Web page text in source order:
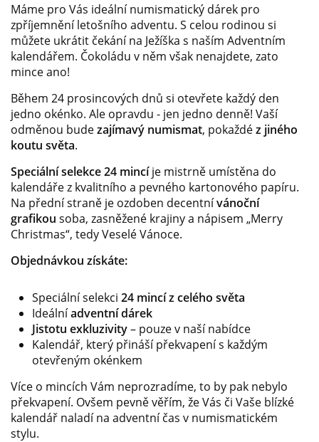
Máme pro Vás ideální numismatický dárek pro
zpříjemnění letošního adventu. S celou rodinou si
můžete ukrátit čekání na Ježíška s naším Adventním
kalendářem. Čokoládu v něm však nenajdete, zato
mince ano!
Během 24 prosincových dnů si otevřete každý den
jedno okénko. Ale opravdu - jen jedno denně! Vaší
odměnou budezajímavý numismat, pokaždéz jiného
koutu světa.
Speciální selekce 24 mincíje mistrně umístěna do
kalendáře z kvalitního a pevného kartonového papíru.
Na přední straně je ozdoben decentnívánoční
grafikou soba, zasněžené krajiny a nápisem „Merry
Christmas“, tedy Veselé Vánoce.
Objednávkou získáte:
Speciální selekci 24 mincí z celého světa
Ideálníadventní dárek
Jistotu exkluzivity– pouze v naší nabídce
Kalendář, který přináší překvapení s každým
otevřeným okénkem
Více o mincích Vám neprozradíme, to by pak nebylo
překvapení. Ovšem pevně věřím, že Vás či Vaše blízké
kalendář naladí na adventní čas v numismatickém
stylu.